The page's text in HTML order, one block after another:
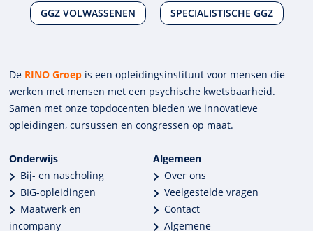
GGZ VOLWASSENEN SPECIALISTISCHE GGZ
De RINO Groep is een opleidings­insti­tuut voor mensen die
werken met mensen met een psychische kwets­baar­heid.
Samen met onze top­docenten bieden we innova­tieve
opleidingen, cursussen en congres­sen op maat.
Onderwijs
Bij- en nascholing
BIG-opleidingen
Maatwerk en
incompany
Algemeen
Over ons
Veelgestelde vragen
Contact
Algemene